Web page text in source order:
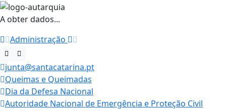
A obter dados...
Administração
junta@santacatarina.pt
Queimas e Queimadas
Dia da Defesa Nacional
Autoridade Nacional de Emergência e Proteção Civil